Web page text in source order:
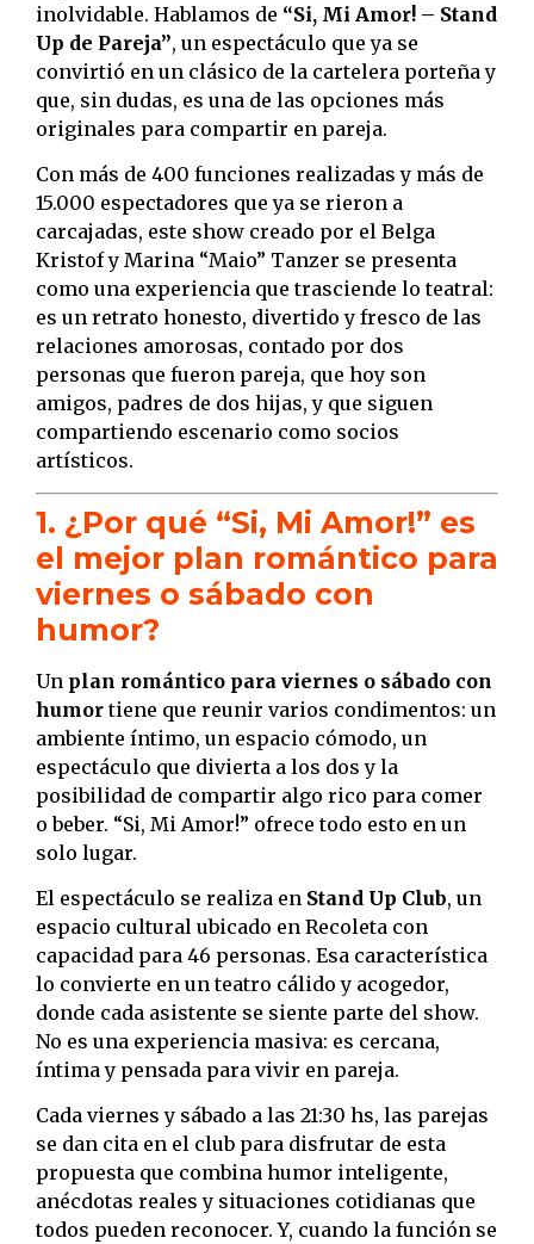
inolvidable. Hablamos de “Si, Mi Amor! – Stand
Up de Pareja”, un espectáculo que ya se
convirtió en un clásico de la cartelera porteña y
que, sin dudas, es una de las opciones más
originales para compartir en pareja.
Con más de 400 funciones realizadas y más de
15.000 espectadores que ya se rieron a
carcajadas, este show creado por el Belga
Kristof y Marina “Maio” Tanzer se presenta
como una experiencia que trasciende lo teatral:
es un retrato honesto, divertido y fresco de las
relaciones amorosas, contado por dos
personas que fueron pareja, que hoy son
amigos, padres de dos hijas, y que siguen
compartiendo escenario como socios
artísticos.
1. ¿Por qué “Si, Mi Amor!” es
el mejor plan romántico para
viernes o sábado con
humor?
Un plan romántico para viernes o sábado con
humortiene que reunir varios condimentos: un
ambiente íntimo, un espacio cómodo, un
espectáculo que divierta a los dos y la
posibilidad de compartir algo rico para comer
o beber. “Si, Mi Amor!” ofrece todo esto en un
solo lugar.
El espectáculo se realiza en Stand Up Club, un
espacio cultural ubicado en Recoleta con
capacidad para 46 personas. Esa característica
lo convierte en un teatro cálido y acogedor,
donde cada asistente se siente parte del show.
No es una experiencia masiva: es cercana,
íntima y pensada para vivir en pareja.
Cada viernes y sábado a las 21:30 hs, las parejas
se dan cita en el club para disfrutar de esta
propuesta que combina humor inteligente,
anécdotas reales y situaciones cotidianas que
todos pueden reconocer. Y, cuando la función se